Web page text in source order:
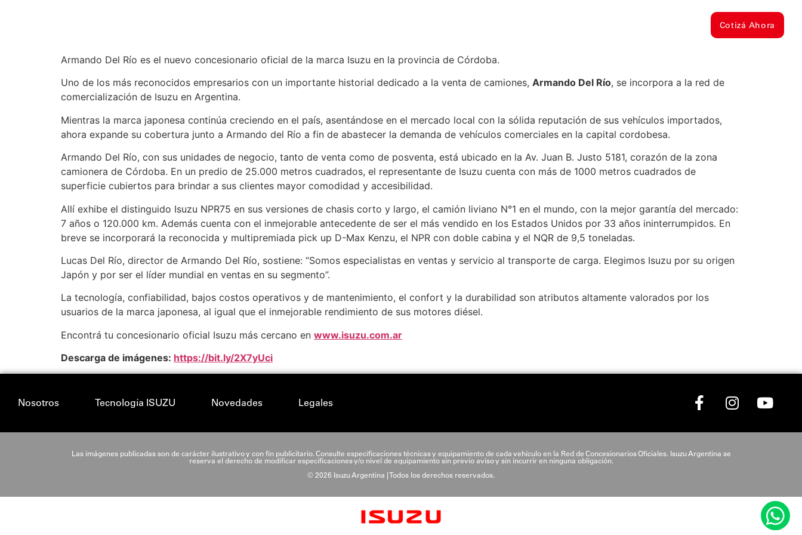
Cotizá Ahora
Armando Del Río es el nuevo concesionario oficial de la marca Isuzu en la provincia de Córdoba.
Uno de los más reconocidos empresarios con un importante historial dedicado a la venta de camiones, Armando Del Río, se incorpora a la red de
comercialización de Isuzu en Argentina.
Mientras la marca japonesa continúa creciendo en el país, asentándose en el mercado local con la sólida reputación de sus vehículos importados,
ahora expande su cobertura junto a Armando del Río a fin de abastecer la demanda de vehículos comerciales en la capital cordobesa.
Armando Del Río, con sus unidades de negocio, tanto de venta como de posventa, está ubicado en la Av. Juan B. Justo 5181, corazón de la zona
camionera de Córdoba. En un predio de 25.000 metros cuadrados, el representante de Isuzu cuenta con más de 1000 metros cuadrados de
superficie cubiertos para brindar a sus clientes mayor comodidad y accesibilidad.
Allí exhibe el distinguido Isuzu NPR75 en sus versiones de chasis corto y largo, el camión liviano N°1 en el mundo, con la mejor garantía del mercado:
7 años o 120.000 km. Además cuenta con el inmejorable antecedente de ser el más vendido en los Estados Unidos por 33 años ininterrumpidos. En
breve se incorporará la reconocida y multipremiada pick up D-Max Kenzu, el NPR con doble cabina y el NQR de 9,5 toneladas.
Lucas Del Río, director de Armando Del Río, sostiene: “Somos especialistas en ventas y servicio al transporte de carga. Elegimos Isuzu por su origen
Japón y por ser el líder mundial en ventas en su segmento”.
La tecnología, confiabilidad, bajos costos operativos y de mantenimiento, el confort y la durabilidad son atributos altamente valorados por los
usuarios de la marca japonesa, al igual que el inmejorable rendimiento de sus motores diésel.
Encontrá tu concesionario oficial Isuzu más cercano en www.isuzu.com.ar
Descarga de imágenes: https://bit.ly/2X7yUci
Nosotros Tecnología ISUZU Novedades Legales
Las imágenes publicadas son de carácter ilustrativo y con fin publicitario. Consulte especificaciones técnicas y equipamiento de cada vehículo en la Red de Concesionarios Oficiales. Isuzu Argentina se
reserva el derecho de modificar especificaciones y/o nivel de equipamiento sin previo aviso y sin incurrir en ninguna obligación.
© 2026 Isuzu Argentina | Todos los derechos reservados.